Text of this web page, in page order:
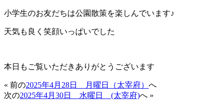
小学生のお友だちは公園散策を楽しんでいます♪
天気も良く笑顔いっぱいでした
本日もご覧いただきありがとうございます
« 前の2025年4月28日 月曜日（太宰府） へ
次の2025年4月30日 水曜日 (太宰府)へ »